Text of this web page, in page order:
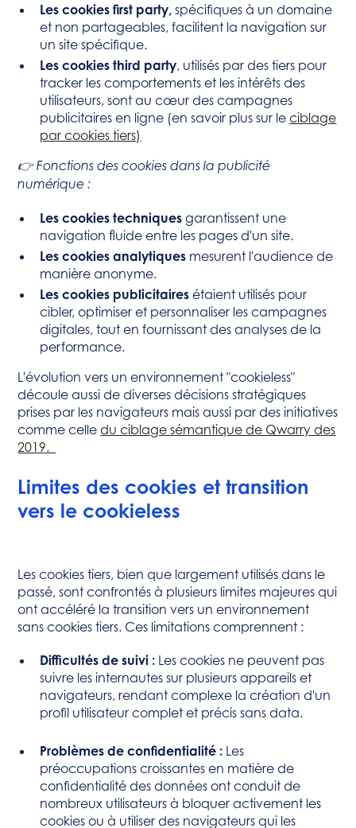
Les cookies first party, spécifiques à un domaine
et non partageables, facilitent la navigation sur
un site spécifique.
Les cookies third party, utilisés par des tiers pour
tracker les comportements et les intérêts des
utilisateurs, sont au cœur des campagnes
publicitaires en ligne (en savoir plus sur leciblage
par cookies tiers)
👉 Fonctions des cookies dans la publicité
numérique :
Les cookies techniques garantissent une
navigation fluide entre les pages d'un site.
Les cookies analytiques mesurent l'audience de
manière anonyme.
Les cookies publicitaires étaient utilisés pour
cibler, optimiser et personnaliser les campagnes
digitales, tout en fournissant des analyses de la
performance.
L'évolution vers un environnement "cookieless"
découle aussi de diverses décisions stratégiques
prises par les navigateurs mais aussi par des initiatives
comme celledu ciblage sémantique de Qwarry des
2019.
Limites des cookies et transition
vers le cookieless
Les cookies tiers, bien que largement utilisés dans le
passé, sont confrontés à plusieurs limites majeures qui
ont accéléré la transition vers un environnement
sans cookies tiers. Ces limitations comprennent :
Difficultés de suivi : Les cookies ne peuvent pas
suivre les internautes sur plusieurs appareils et
navigateurs, rendant complexe la création d'un
profil utilisateur complet et précis sans data.
Problèmes de confidentialité : Les
préoccupations croissantes en matière de
confidentialité des données ont conduit de
nombreux utilisateurs à bloquer activement les
cookies ou à utiliser des navigateurs qui les